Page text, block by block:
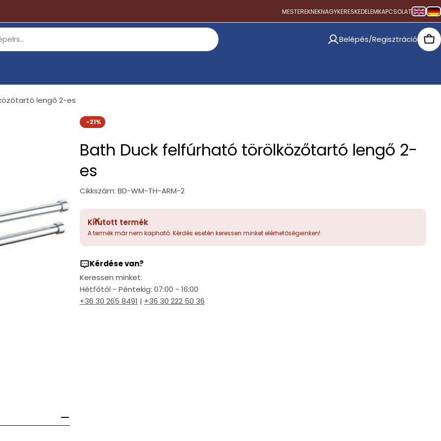
MESTEREKNEKNAGYKERESKEDELEMKAPCSOLAT
Belépés/Regisztráció
lengő 2-es
-21%
Bath Duck felfúrható törölközőtartó lengő 2-
es
Cikkszám: BD-WM-TH-ARM-2
Kifutott termék
A termék már nem kapható. Kérdés esetén keressen minket elérhetőségeinken!
Kérdése van?
Keressen minket:
Hétfőtől - Péntekig: 07:00 - 16:00
+36 30 265 8491 | +36 30 222 50 36